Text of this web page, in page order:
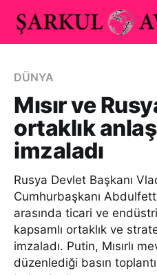
DÜNYA
Mısır ve
ortaklık
imzaladı
Rusya Devlet Başkanı
Cumhurbaşkanı
arasında ticari ve
kapsamlı ortaklık ve
imzaladı. Putin, Mısırlı
düzenlediği basın